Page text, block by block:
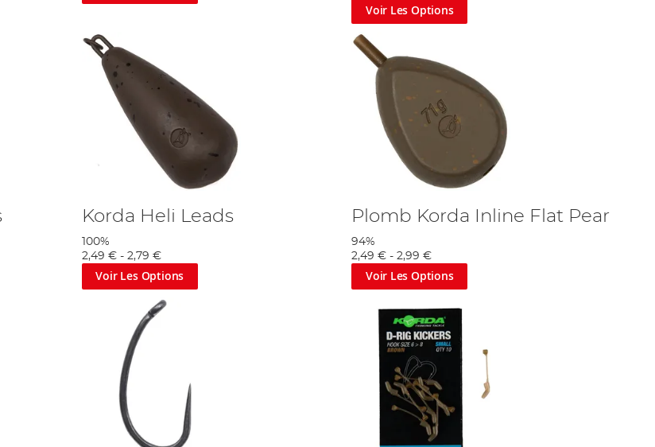
Voir Les Options
Korda Heli Leads
100%
2,49 €- 2,79 €
Voir Les Options
Plomb Korda Inline Flat Pear
94%
2,49 € -2,99 €
Voir Les Options